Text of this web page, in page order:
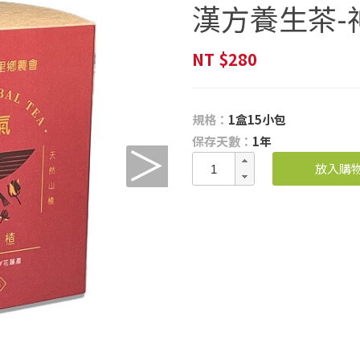
＞
漢方養生茶-
NT $280
規格： 1盒15小包
保存天數： 1年
放入購